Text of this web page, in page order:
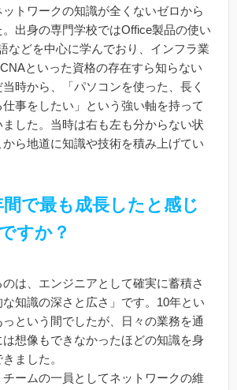
ットワークの知識が全くないゼロから
出身の専門学校ではOffice製品の使い
などを中心に学んでおり、インフラ業
といった資格の存在すら知らない
時から、「パソコンを使った、長く
事をしたい」という強い軸を持って
した。当時は右も左も分からない状
ら地道に知識や技術を積み上げてい
で最も成長したと感じ
すか？
は、エンジニアとして確実に蓄積さ
知識の深さと広さ」です。10年とい
という間でしたが、日々の業務を通
は想像もできなかったほどの知識を身
ました。
ームの一員としてネットワークの維